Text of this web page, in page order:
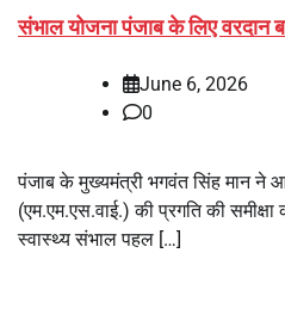
संभाल योजना पंजाब के लिए वरदान
June 6, 2026
0
पंजाब के मुख्यमंत्री भगवंत सिंह मान ने
(एम.एम.एस.वाई.) की प्रगति की
स्वास्थ्य संभाल पहल […]